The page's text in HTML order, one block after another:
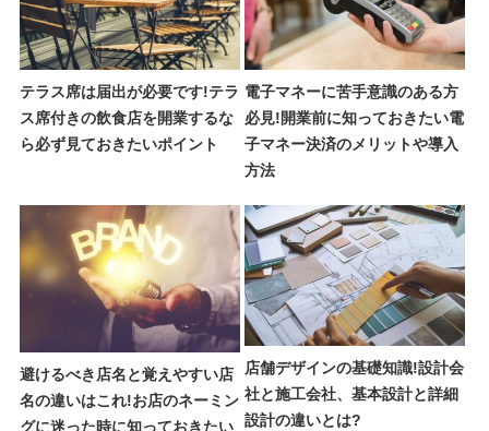
テラス席は届出が必要です!テラ
ス席付きの飲食店を開業するな
ら必ず見ておきたいポイント
電子マネーに苦手意識のある方
必見!開業前に知っておきたい電
子マネー決済のメリットや導入
方法
避けるべき店名と覚えやすい店
名の違いはこれ!お店のネーミン
グに迷った時に知っておきたい
店舗デザインの基礎知識!設計会
社と施工会社、基本設計と詳細
設計の違いとは?